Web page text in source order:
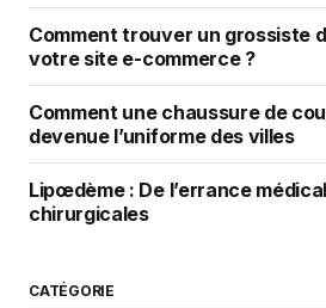
Comment trouver un grossiste
votre site e-commerce ?
Comment une chaussure de
devenue l’uniforme des villes
Lipœdème : De l’errance
chirurgicales
CATÉGORIE